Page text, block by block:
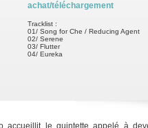
achat/téléchargement
Tracklist :
01/ Song for Che / Reducing Agent
02/ Serene
03/ Flutter
04/ Eureka
accueillit le quintette appelé à